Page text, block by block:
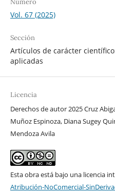
Número
Vol. 67 (2025)
Sección
Artículos de carácter
aplicadas
Licencia
Derechos de autor 2025 Cruz
Muñoz Espinoza, Diana Sugey
Mendoza Avila
Esta obra está bajo una licencia
Atribución-NoComercial-